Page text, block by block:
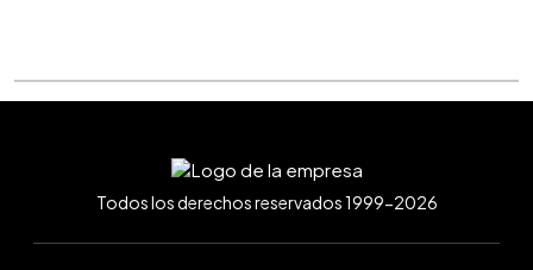
Todos los derechos reservados 1999-2026